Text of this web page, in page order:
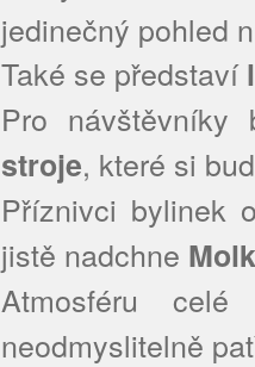
jedinečný pohled
Také se představí
Pro
stroje, které si
Příznivci bylinek
jistě nadchne
Atmosféru
neodmyslitelně